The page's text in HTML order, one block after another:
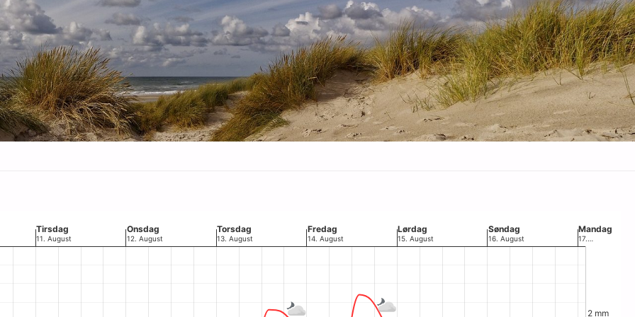
Tirsdag
11. August
Onsdag
12. August
Torsdag
13. August
Fredag
14. August
Lørdag
15. August
Søndag
16. August
Mandag
17.…
2 mm